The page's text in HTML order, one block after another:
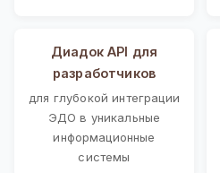
Диадок API для
разработчиков
для глубокой интеграции
ЭДО в уникальные
информационные
системы